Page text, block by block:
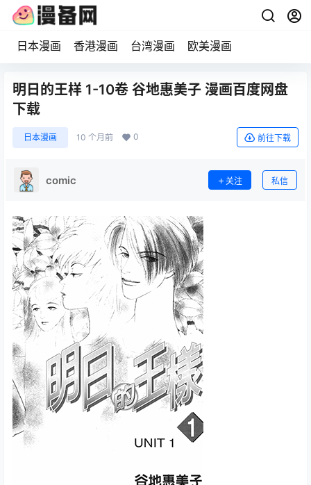
日本漫画 香港漫画 台湾漫画 欧美漫画
明日的王样 1-10卷 谷地惠美子 漫画百度网盘
下载
日本漫画 10 个月前 0 前往下载
comic 关注 私信